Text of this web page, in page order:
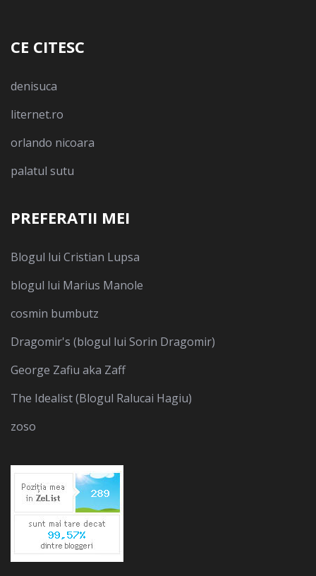
CE CITESC
denisuca
liternet.ro
orlando nicoara
palatul sutu
PREFERATII MEI
Blogul lui Cristian Lupsa
blogul lui Marius Manole
cosmin bumbutz
Dragomir's (blogul lui Sorin Dragomir)
George Zafiu aka Zaff
The Idealist (Blogul Ralucai Hagiu)
zoso